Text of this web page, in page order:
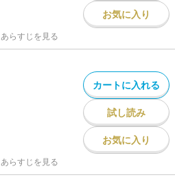
お気に入り
あらすじを見る
カートに入れる
試し読み
お気に入り
あらすじを見る